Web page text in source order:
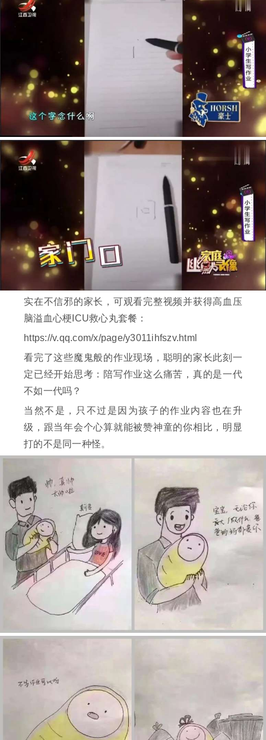
实在不信邪的家长，可观看完整视频并获得高血压
脑溢血心梗ICU救心丸套餐：
https://v.qq.com/x/page/y3011ihfszv.html
看完了这些魔鬼般的作业现场，聪明的家长此刻一
定已经开始思考：陪写作业这么痛苦，真的是一代
不如一代吗？
当然不是，只不过是因为孩子的作业内容也在升
级，跟当年会个心算就能被赞神童的你相比，明显
打的不是同一种怪。